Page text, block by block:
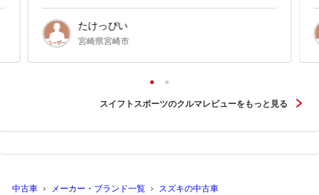
たけっぴい
宮崎県宮崎市
スイフトスポーツのクルマレビューをもっと見る
中古車 メーカー・ブランド一覧
スズキの中古車